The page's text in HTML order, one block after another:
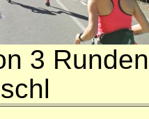
3 Runden